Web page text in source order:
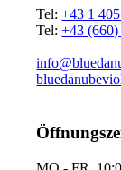
Tel:+43 1
Tel:+43